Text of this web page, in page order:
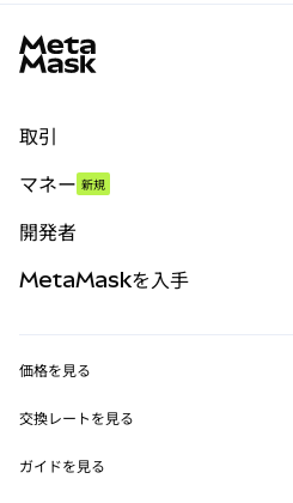
取引
パーペチュアル
RWA
マネー 新規
開発者
MetaMask Connect
Snaps
MetaMaskを入手
セキュリティ
価格を見る
イーサリアムの価格
Solanaの価格
交換レートを見る
ETH→USD
ガイドを見る